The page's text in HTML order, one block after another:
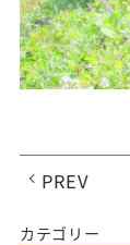
PREV
カテゴリー